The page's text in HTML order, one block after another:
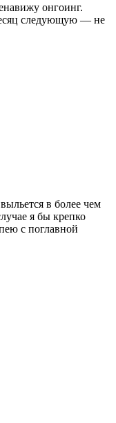
онгоинг.
следующую — не
в более чем
я бы крепко
с поглавной